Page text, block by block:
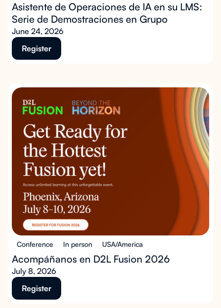
Asistente de Operaciones de IA en su LMS:
Serie de Demostraciones en Grupo
June 24, 2026
Register
Conference In person USA/America
Acompáñanos en D2L Fusion 2026
July 8, 2026
Register